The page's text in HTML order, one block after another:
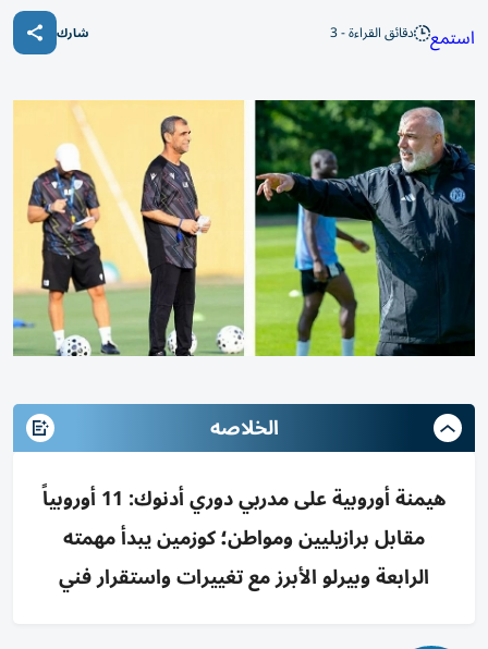
استمع دقائق القراءة - 3 شارك
الخلاصه
هيمنة أوروبية على مدربي دوري أدنوك: 11 أوروبياً
مقابل برازيليين ومواطن؛ كوزمين يبدأ مهمته
الرابعة وبيرلو الأبرز مع تغييرات واستقرار فني